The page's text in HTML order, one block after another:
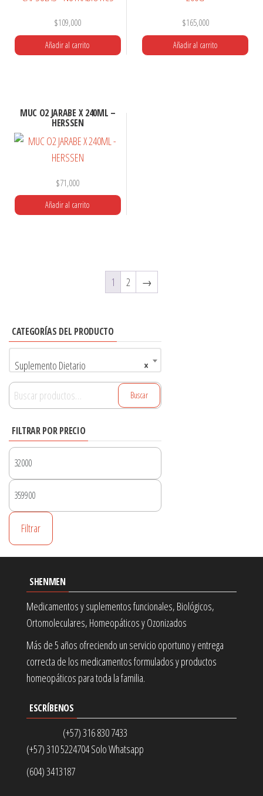
$109,000
Añadir al carrito
$165,000
Añadir al carrito
MUC O2 JARABE X 240ML –
HERSSEN
$71,000
Añadir al carrito
1 2 →
CATEGORÍAS DEL PRODUCTO
×
Suplemento Dietario
Buscar
por:
Buscar
FILTRAR POR PRECIO
mínimo
máximo
Filtrar
SHENMEN
Medicamentos y suplementos funcionales, Biológicos,
Ortomoleculares, Homeopáticos y Ozonizados
Más de 5 años ofreciendo un servicio oportuno y entrega
correcta de los medicamentos formulados y productos
homeopáticos para toda la familia.
ESCRÍBENOS
(+57) 316 830 7433
(+57) 310 5224704 Solo Whatsapp
(604) 3413187